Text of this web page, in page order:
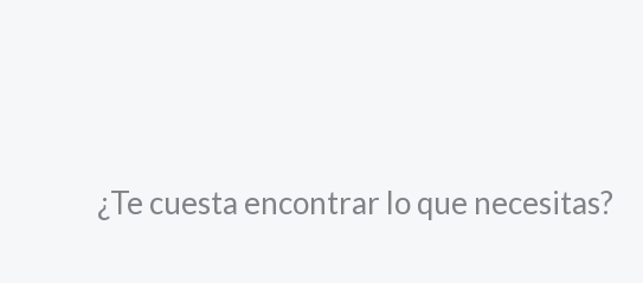
¿Te cuesta encontrar lo que necesitas?